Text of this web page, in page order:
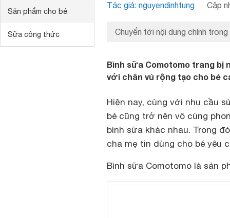
Sản phẩm cho bé
Sữa công thức
Tác giả: nguyendinhtung Cập
Chuyển tới nội dung chính trong
Bình sữa Comotomo trang bị
với chân vú rộng tạo cho bé
Hiện nay, cùng với nhu cầu
bé cũng trở nên vô cùng
bình sữa khác nhau. Trong
cha mẹ tin dùng cho bé yêu
Bình sữa Comotomo là sản